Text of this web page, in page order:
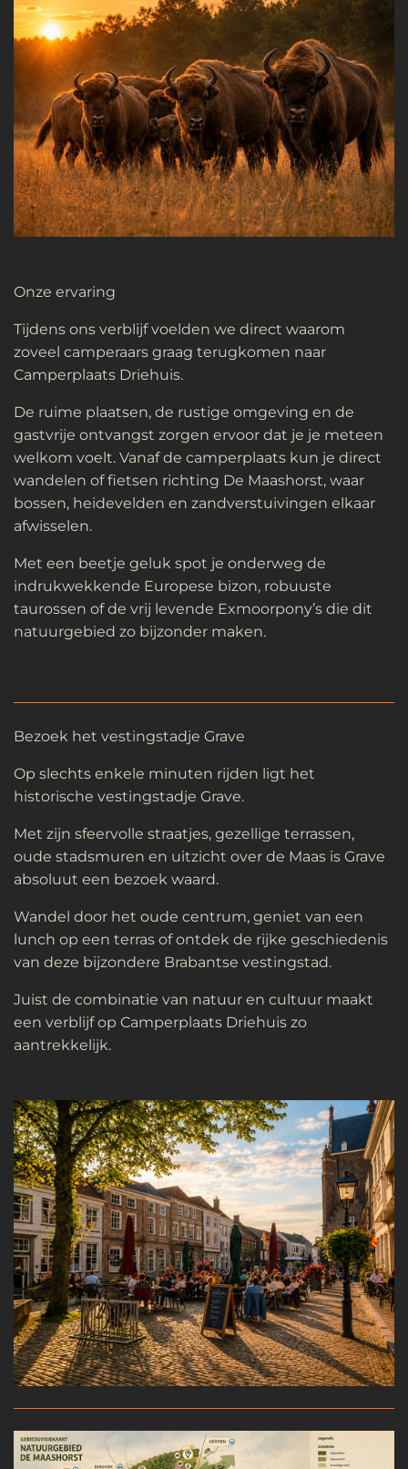
Onze ervaring
Tijdens ons verblijf voelden we direct waarom
zoveel camperaars graag terugkomen naar
Camperplaats Driehuis.
De ruime plaatsen, de rustige omgeving en de
gastvrije ontvangst zorgen ervoor dat je je meteen
welkom voelt. Vanaf de camperplaats kun je direct
wandelen of fietsen richting De Maashorst, waar
bossen, heidevelden en zandverstuivingen elkaar
afwisselen.
Met een beetje geluk spot je onderweg de
indrukwekkende Europese bizon, robuuste
taurossen of de vrij levende Exmoorpony’s die dit
natuurgebied zo bijzonder maken.
Bezoek het vestingstadje Grave
Op slechts enkele minuten rijden ligt het
historische vestingstadje Grave.
Met zijn sfeervolle straatjes, gezellige terrassen,
oude stadsmuren en uitzicht over de Maas is Grave
absoluut een bezoek waard.
Wandel door het oude centrum, geniet van een
lunch op een terras of ontdek de rijke geschiedenis
van deze bijzondere Brabantse vestingstad.
Juist de combinatie van natuur en cultuur maakt
een verblijf op Camperplaats Driehuis zo
aantrekkelijk.